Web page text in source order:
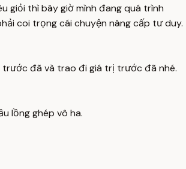
giỏi thì bây giờ mình đang quá trình
coi trọng cái chuyện nâng cấp tư duy.
trước đã và trao đi giá trị trước đã nhé.
lồng ghép vô ha.